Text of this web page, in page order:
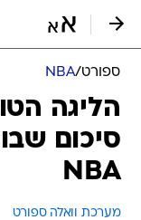
ספורט/
NBA
הליגה
סיכום
NBA
מערכת וואלה ספורט